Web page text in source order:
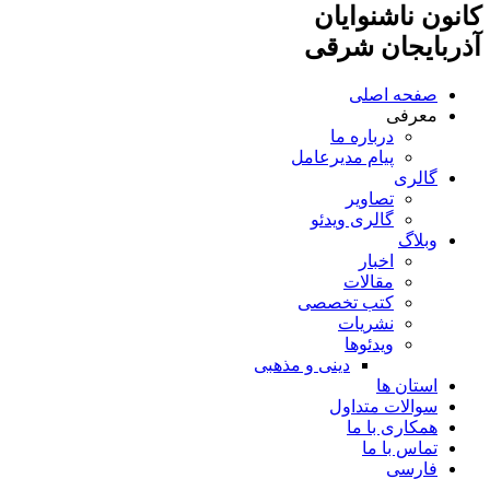
کانون ناشنوایان
آذربایجان شرقی
صفحه اصلی
معرفی
درباره ما
پیام مدیرعامل
گالری
تصاویر
گالری ویدئو
وبلاگ
اخبار
مقالات
کتب تخصصی
نشریات
ویدئوها
دینی و مذهبی
استان ها
سوالات متداول
همکاری با ما
تماس با ما
فارسی